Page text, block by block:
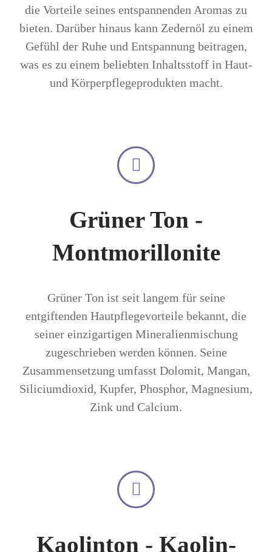
die Vorteile seines entspannenden Aromas zu
bieten. Darüber hinaus kann Zedernöl zu einem
Gefühl der Ruhe und Entspannung beitragen,
was es zu einem beliebten Inhaltsstoff in Haut-
und Körperpflegeprodukten macht.
Grüner Ton -
Montmorillonite
Grüner Ton ist seit langem für seine
entgiftenden Hautpflegevorteile bekannt, die
seiner einzigartigen Mineralienmischung
zugeschrieben werden können. Seine
Zusammensetzung umfasst Dolomit, Mangan,
Siliciumdioxid, Kupfer, Phosphor, Magnesium,
Zink und Calcium.
Kaolinton - Kaolin-